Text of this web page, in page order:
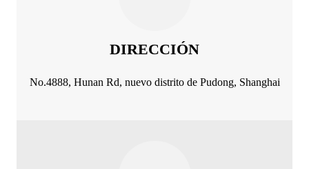
DIRECCIÓN
No.4888, Hunan Rd, nuevo distrito de Pudong, Shanghai